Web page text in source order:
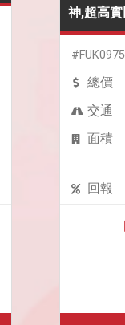
神,超高
總價
交通
面積
回報